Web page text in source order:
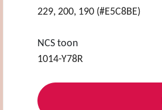
229, 200, 190 (#E5C8BE)
NCS toon
1014-Y78R